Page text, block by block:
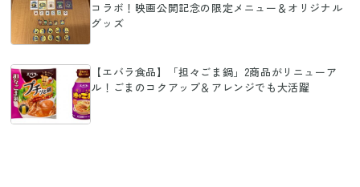
コラボ！映画公開記念の限定メニュー＆オリジナル
グッズ
【エバラ食品】「担々ごま鍋」2商品がリニューア
ル！ごまのコクアップ＆アレンジでも大活躍